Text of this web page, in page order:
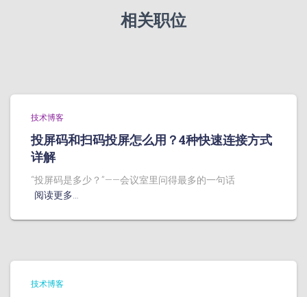
相关职位
技术博客
投屏码和扫码投屏怎么用？4种快速连接方式
详解
“投屏码是多少？”——会议室里问得最多的一句话
阅读更多…
技术博客